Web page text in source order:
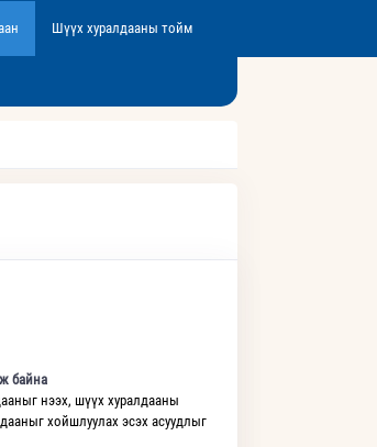
Шүүх хуралдааны тойм
байна
нээх, шүүх хуралдааны
хойшлуулах эсэх асуудлыг